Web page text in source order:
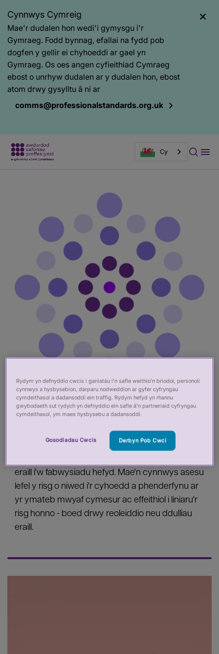
Cynnwys Cymreig
Mae'r dudalen hon wedi'i gymysgu i'r
Gymraeg. Fodd bynnag, efallai na fydd pob
dogfen y gellir ei chyhoeddi ar gael yn
Gymraeg. Os oes angen cyfieithiad Cymraeg
ebost o unrhyw dudalen ar y dudalen hon, ebost
atom drwy gysylltu â ni ar
comms@professionalstandards.org.uk
Cy
Rheoliad cyffyrddiad
Rheoleiddio cyffyrddiad cywir yw'r dull a
eraill i'w fabwysiadu hefyd. Mae'n cynnwys asesu
lefel y risg o niwed i'r cyhoedd a phenderfynu ar
yr ymateb mwyaf cymesur ac effeithiol i liniaru'r
risg honno - boed drwy reoleiddio neu ddulliau
eraill.
Rydym yn defnyddio cwcis i ganiatáu i’n safle weithio’n briodol, personoli
cynnwys a hysbysebion, darparu nodweddion ar gyfer cyfryngau
cymdeithasol a dadansoddi ein traffig. Rydym hefyd yn rhannu
gwybodaeth sut rydych yn defnyddio ein safle â’n partneriaid cyfryngau
cymdeithasol, ym maes hysbysebu a dadansoddi.
Gosodiadau Cwcis Derbyn Pob Cwci